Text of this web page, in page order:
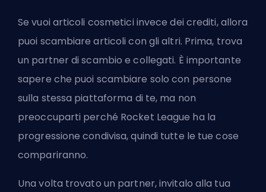
Se vuoi articoli cosmetici invece dei crediti, allora
puoi scambiare articoli con gli altri. Prima, trova
un partner di scambio e collegati. È importante
sapere che puoi scambiare solo con persone
sulla stessa piattaforma di te, ma non
preoccuparti perché Rocket League ha la
progressione condivisa, quindi tutte le tue cose
compariranno.
Una volta trovato un partner, invitalo alla tua